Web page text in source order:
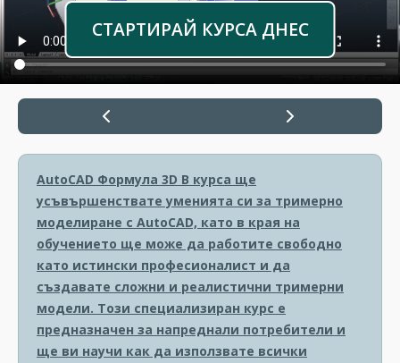
СТАРТИРАЙ КУРСА ДНЕС
AutoCAD Формула 3D В курса ще
усъвършенствате уменията си за тримерно
моделиране с AutoCAD, като в края на
обучението ще може да работите свободно
като истински професионалист и да
създавате сложни и реалистични тримерни
модели. Този специализиран курс е
предназначен за напреднали потребители и
ще ви научи как да използвате всички